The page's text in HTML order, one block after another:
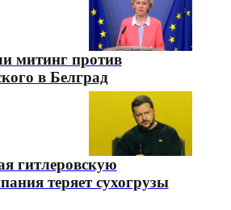
митинг против
в Белград
гитлеровскую
теряет сухогрузы